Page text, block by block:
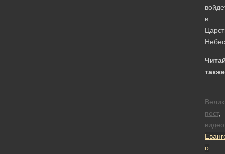
в
пост,
видео
о